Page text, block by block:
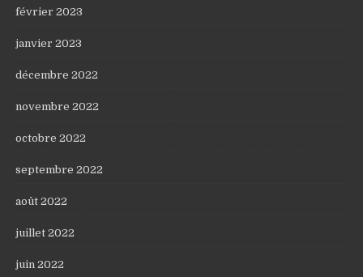
février 2023
janvier 2023
décembre 2022
novembre 2022
octobre 2022
septembre 2022
août 2022
juillet 2022
juin 2022